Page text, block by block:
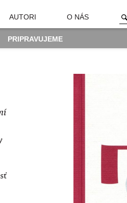
AUTORI O NÁS
PRIPRAVUJEME